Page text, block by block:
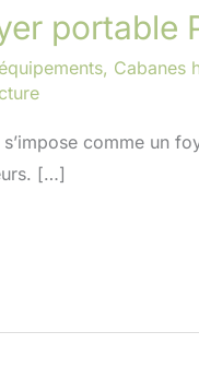
portable
, Cabanes
s’impose comme un
[…]